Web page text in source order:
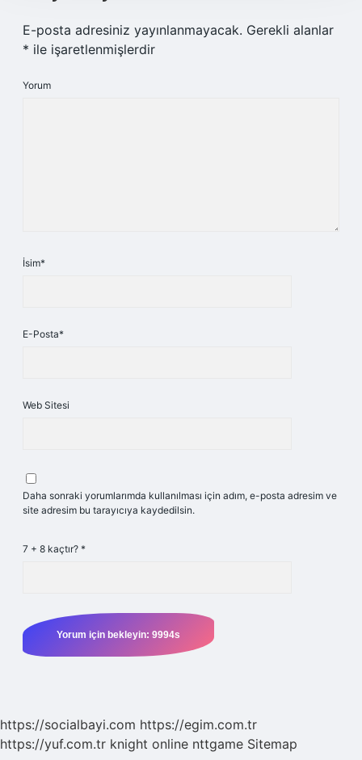
E-posta adresiniz yayınlanmayacak. Gerekli alanlar
* ile işaretlenmişlerdir
Yorum
İsim*
E-Posta*
Web Sitesi
Daha sonraki yorumlarımda kullanılması için adım, e-posta adresim ve
site adresim bu tarayıcıya kaydedilsin.
7 + 8 kaçtır? *
https://socialbayi.com https://egim.com.tr
https://yuf.com.tr knight online nttgame Sitemap